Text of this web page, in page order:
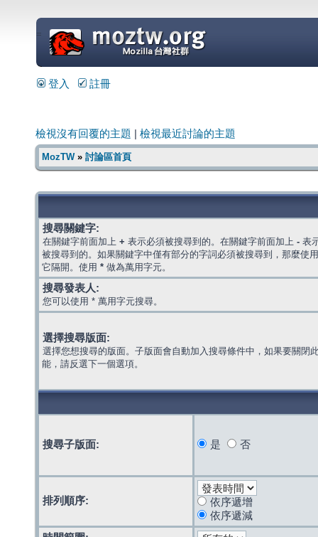
=
登入 註冊
檢視沒有回覆的主題 檢視最近討論的主題
MozTW» 討論區首頁
搜尋關鍵字:
在關鍵字前面加上 + 表示必須被搜尋到的。在關鍵字前面加上 - 表
被搜尋到的。如果關鍵字中僅有部分的字詞必須被搜尋到，那麼使
它隔開。使用 * 做為萬用字元。
搜尋發表人:
您可以使用 * 萬用字元搜尋。
選擇搜尋版面:
選擇您想搜尋的版面。子版面會自動加入搜尋條件中，如果要關閉
能，請反選下一個選項。
搜尋子版面: 是 否
排列順序:
依序遞增
依序遞減